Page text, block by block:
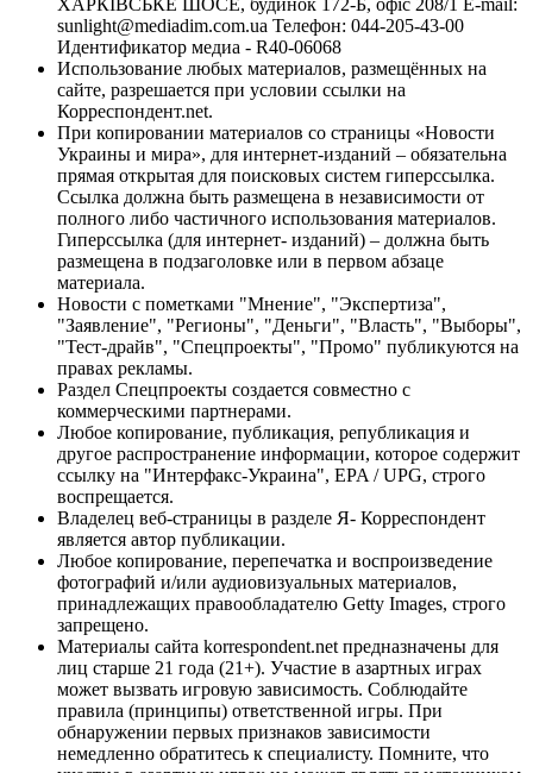
sunlight@mediadim.com.ua Телефон: 044-205-43-00
Идентификатор медиа - R40-06068
Использование любых материалов, размещённых на
сайте, разрешается при условии ссылки на
Корреспондент.net.
При копировании материалов со страницы «Новости
Украины и мира», для интернет-изданий – обязательна
прямая открытая для поисковых систем гиперссылка.
Ссылка должна быть размещена в независимости от
полного либо частичного использования материалов.
Гиперссылка (для интернет- изданий) – должна быть
размещена в подзаголовке или в первом абзаце
материала.
Новости с пометками "Мнение", "Экспертиза",
"Заявление", "Регионы", "Деньги", "Власть", "Выборы",
"Тест-драйв", "Спецпроекты", "Промо" публикуются на
правах рекламы.
Раздел Спецпроекты создается совместно с
коммерческими партнерами.
Любое копирование, публикация, републикация и
другое распространение информации, которое содержит
ссылку на "Интерфакс-Украина", EPA / UPG, строго
воспрещается.
Владелец веб-страницы в разделе Я- Корреспондент
является автор публикации.
Любое копирование, перепечатка и воспроизведение
фотографий и/или аудиовизуальных материалов,
принадлежащих правообладателю Getty Images, строго
запрещено.
Материалы сайта korrespondent.net предназначены для
лиц старше 21 года (21+). Участие в азартных играх
может вызвать игровую зависимость. Соблюдайте
правила (принципы) ответственной игры. При
обнаружении первых признаков зависимости
немедленно обратитесь к специалисту. Помните, что